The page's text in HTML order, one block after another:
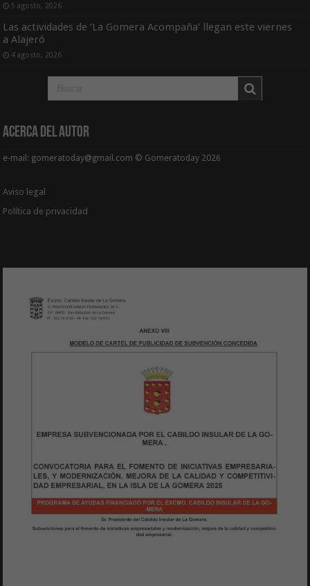
5 agosto, 2026
Las actividades de ‘La Gomera Acompaña’ llegan este viernes
a Alajeró
4 agosto, 2026
Acerca del Autor
e-mail: gomeratoday@gmail.com © Gomeratoday 2026
Aviso legal
Política de privacidad